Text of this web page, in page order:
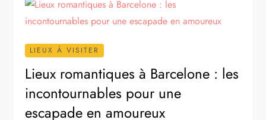
LIEUX À VISITER
Lieux romantiques à Barcelone : les
incontournables pour une
escapade en amoureux